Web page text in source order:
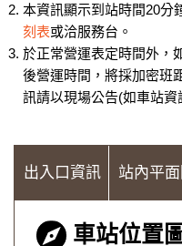
本資訊顯示到站時間20分
刻表或洽服務台。
於正常營運表定時間外，
後營運時間，將採加密班
訊請以現場公告(如車站資
出入口資訊 站內平面
車站位置圖